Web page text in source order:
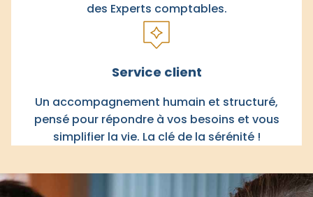
des Experts comptables.
Service client
Un accompagnement humain et structuré,
pensé pour répondre à vos besoins et vous
simplifier la vie. La clé de la sérénité !